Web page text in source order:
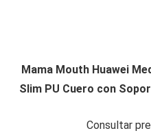
Mama Mouth Huawei
Slim PU Cuero con
Consultar